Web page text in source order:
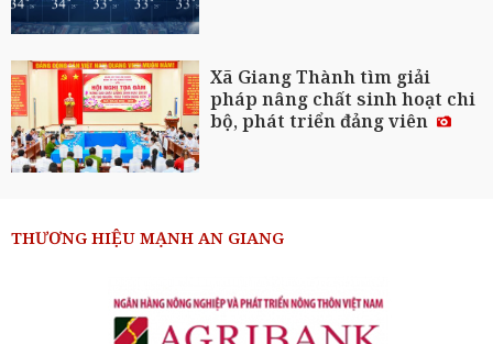
Xã Giang Thành tìm giải
pháp nâng chất sinh hoạt chi
bộ, phát triển đảng viên
THƯƠNG HIỆU MẠNH AN GIANG